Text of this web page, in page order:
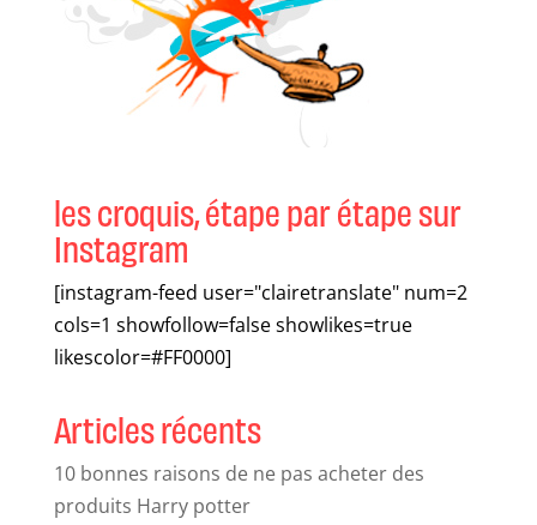
les croquis, étape par étape sur
Instagram
[instagram-feed user="clairetranslate" num=2
cols=1 showfollow=false showlikes=true
likescolor=#FF0000]
Articles récents
10 bonnes raisons de ne pas acheter des
produits Harry potter